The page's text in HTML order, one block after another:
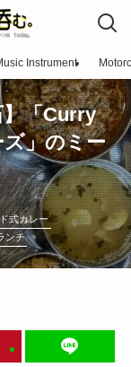
Instrument
「Curry
」のミー
式カレー
ンチ